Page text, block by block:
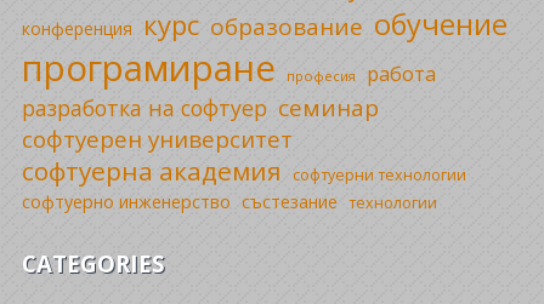
конференция курс образование обучение
програмиране професия работа
разработка на софтуер семинар
софтуерен университет
софтуерна академия софтуерни технологии
софтуерно инженерство състезание технологии
CATEGORIES